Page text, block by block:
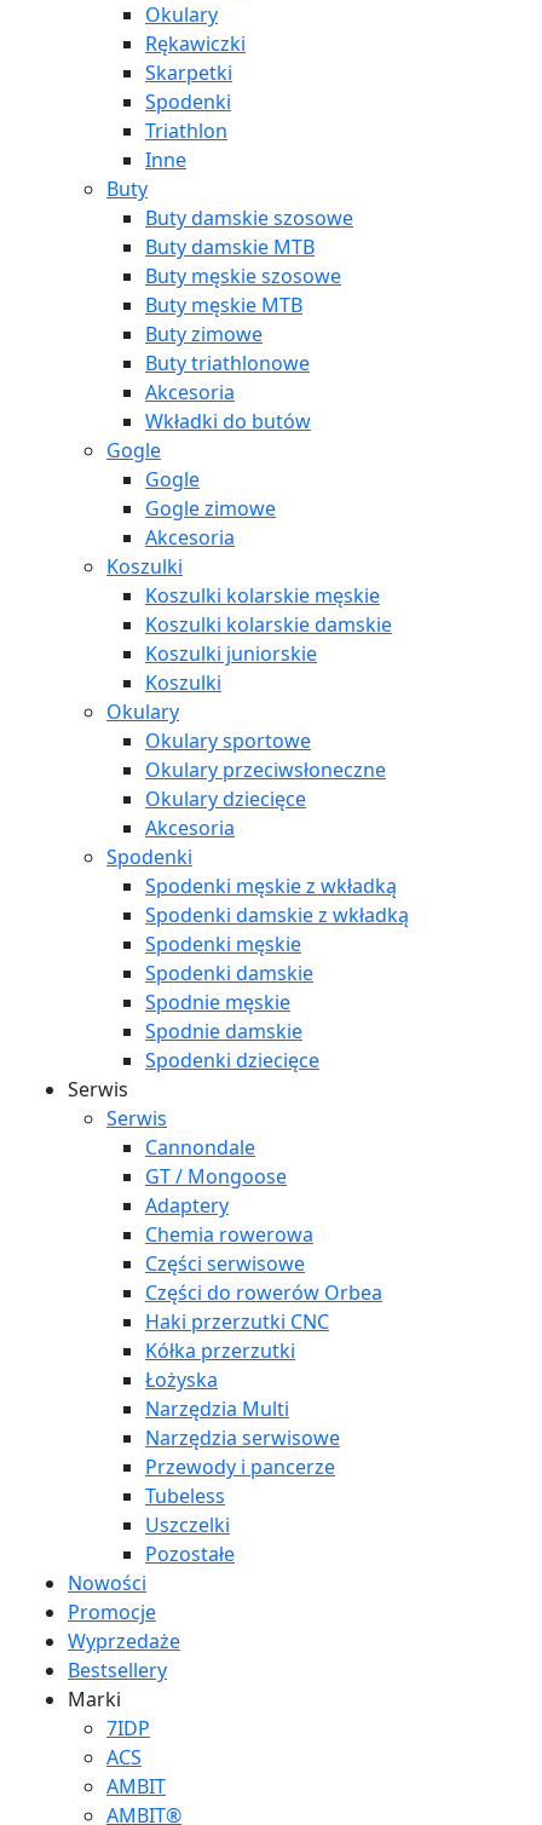
Okulary
Rękawiczki
Skarpetki
Spodenki
Triathlon
Inne
Buty
Buty damskie szosowe
Buty damskie MTB
Buty męskie szosowe
Buty męskie MTB
Buty zimowe
Buty triathlonowe
Akcesoria
Wkładki do butów
Gogle
Gogle
Gogle zimowe
Akcesoria
Koszulki
Koszulki kolarskie męskie
Koszulki kolarskie damskie
Koszulki juniorskie
Koszulki
Okulary
Okulary sportowe
Okulary przeciwsłoneczne
Okulary dziecięce
Akcesoria
Spodenki
Spodenki męskie z wkładką
Spodenki damskie z wkładką
Spodenki męskie
Spodenki damskie
Spodnie męskie
Spodnie damskie
Spodenki dziecięce
Serwis
Serwis
Cannondale
GT / Mongoose
Adaptery
Chemia rowerowa
Części serwisowe
Części do rowerów Orbea
Haki przerzutki CNC
Kółka przerzutki
Łożyska
Narzędzia Multi
Narzędzia serwisowe
Przewody i pancerze
Tubeless
Uszczelki
Pozostałe
Nowości
Promocje
Wyprzedaże
Bestsellery
Marki
7IDP
ACS
AMBIT
AMBIT®